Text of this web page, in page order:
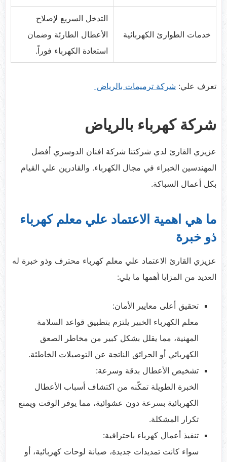
خدمات الطوارئ الكهربائية
التدخل السريع لإصلاح
الأعطال الطارئة وضمان
استعادة الكهرباء فوراً.
تعرف علي: شركة ترميمات بالرياض
شركة كهرباء بالرياض
عزيزي القارئ لدي شركتنا شركة افنان الدوسري أفضل
المهندسين الخبراء في مجال الكهرباء. والقادرين علي القيام
بكل أعمال السباكة.
ما هي اهمية الاعتماد علي معلم كهرباء
ذو خبرة
عزيزي القارئ الاعتماد علي معلم كهرباء محترف وذو خبرة له
العديد من المزايا أهمها ما يلي:
تحقيق أعلى معايير الأمان:
معلم الكهرباء الخبير يلتزم بتطبيق قواعد السلامة
المهنية، مما يقلل بشكل كبير من مخاطر الصعق
الكهربائي أو الحرائق الناتجة عن التوصيلات الخاطئة.
تشخيص الأعطال بدقة وسرعة:
الخبرة الطويلة تمكّنه من اكتشاف أسباب الأعطال
الكهربائية بسرعة دون عشوائية، مما يوفر الوقت ويمنع
تكرار المشكلة.
تنفيذ أعمال كهرباء باحترافية:
سواء كانت تمديدات جديدة، صيانة لوحات كهربائية، أو